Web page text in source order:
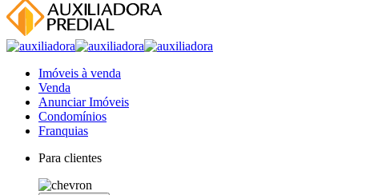
Imóveis à venda
Venda
Anunciar Imóveis
Condomínios
Franquias
Para clientes